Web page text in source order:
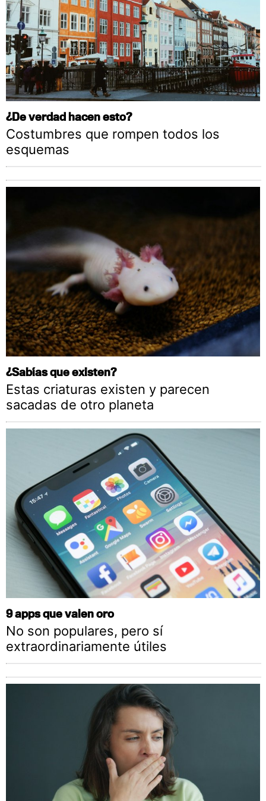
¿De verdad hacen esto?
Costumbres que rompen todos los
esquemas
¿Sabías que existen?
Estas criaturas existen y parecen
sacadas de otro planeta
9 apps que valen oro
No son populares, pero sí
extraordinariamente útiles